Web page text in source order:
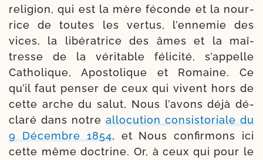
reli­gion, qui est la mère féconde et la nour­
rice de toutes les ver­tus, l’ennemie des
vices, la libé­ra­trice des âmes et la maî­
tresse de la véri­table féli­ci­té, s’appelle
Catholique, Apostolique et Romaine. Ce
qu’il faut pen­ser de ceux qui vivent hors de
cette arche du salut, Nous l’avons déjà dé­
claré dans notre allo­cu­tion consis­to­riale du
9 Décembre 1854, et Nous con­firmons ici
cette même doc­trine. Or, à ceux qui pour le